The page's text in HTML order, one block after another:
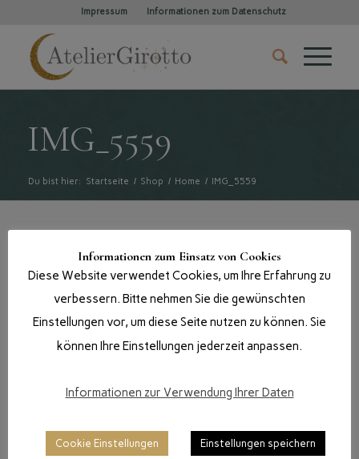
Impressum Informationen zum Datenschutz
IMG_5559
Du bist hier: Startseite / Shop / Home / IMG_5559
Informationen zum Einsatz von Cookies
Diese Website verwendet Cookies, um Ihre Erfahrung zu
verbessern. Bitte nehmen Sie die gewünschten
Einstellungen vor, um diese Seite nutzen zu können. Sie
können Ihre Einstellungen jederzeit anpassen.
Informationen zur Verwendung Ihrer Daten
Cookie Einstellungen Einstellungen speichern